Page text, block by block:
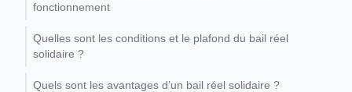
fonctionnement
Quelles sont les conditions et le plafond du bail réel
solidaire ?
Quels sont les avantages d’un bail réel solidaire ?